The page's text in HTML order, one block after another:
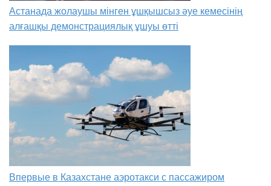
Астанада жолаушы мінген ұшқышсыз әуе кемесінің
алғашқы демонстрациялық ұшуы өтті
Впервые в Казахстане аэротакси с пассажиром